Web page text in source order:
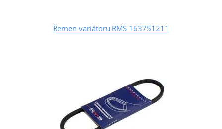
Řemen variátoru RMS 163751211